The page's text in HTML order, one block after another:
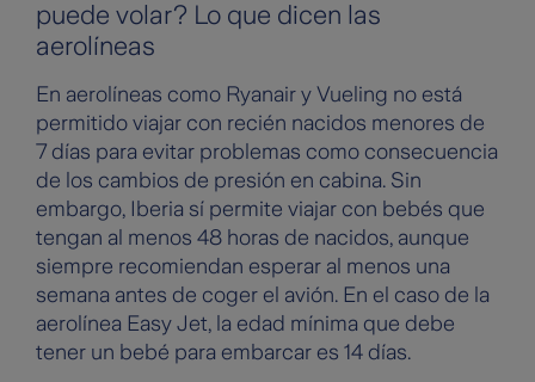
puede volar? Lo que dicen las
aerolíneas
En aerolíneas como Ryanair y Vueling no está
permitido viajar con recién nacidos menores de
7 días para evitar problemas como consecuencia
de los cambios de presión en cabina. Sin
embargo, Iberia sí permite viajar con bebés que
tengan al menos 48 horas de nacidos, aunque
siempre recomiendan esperar al menos una
semana antes de coger el avión. En el caso de la
aerolínea Easy Jet, la edad mínima que debe
tener un bebé para embarcar es 14 días.